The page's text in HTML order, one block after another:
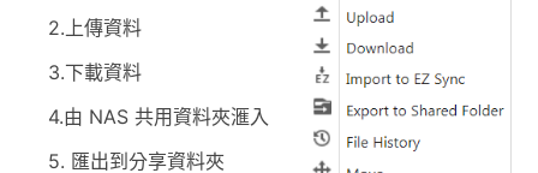
2.上傳資料
3.下載資料
4.由 NAS 共用資料夾滙入
5. 匯出到分享資料夾